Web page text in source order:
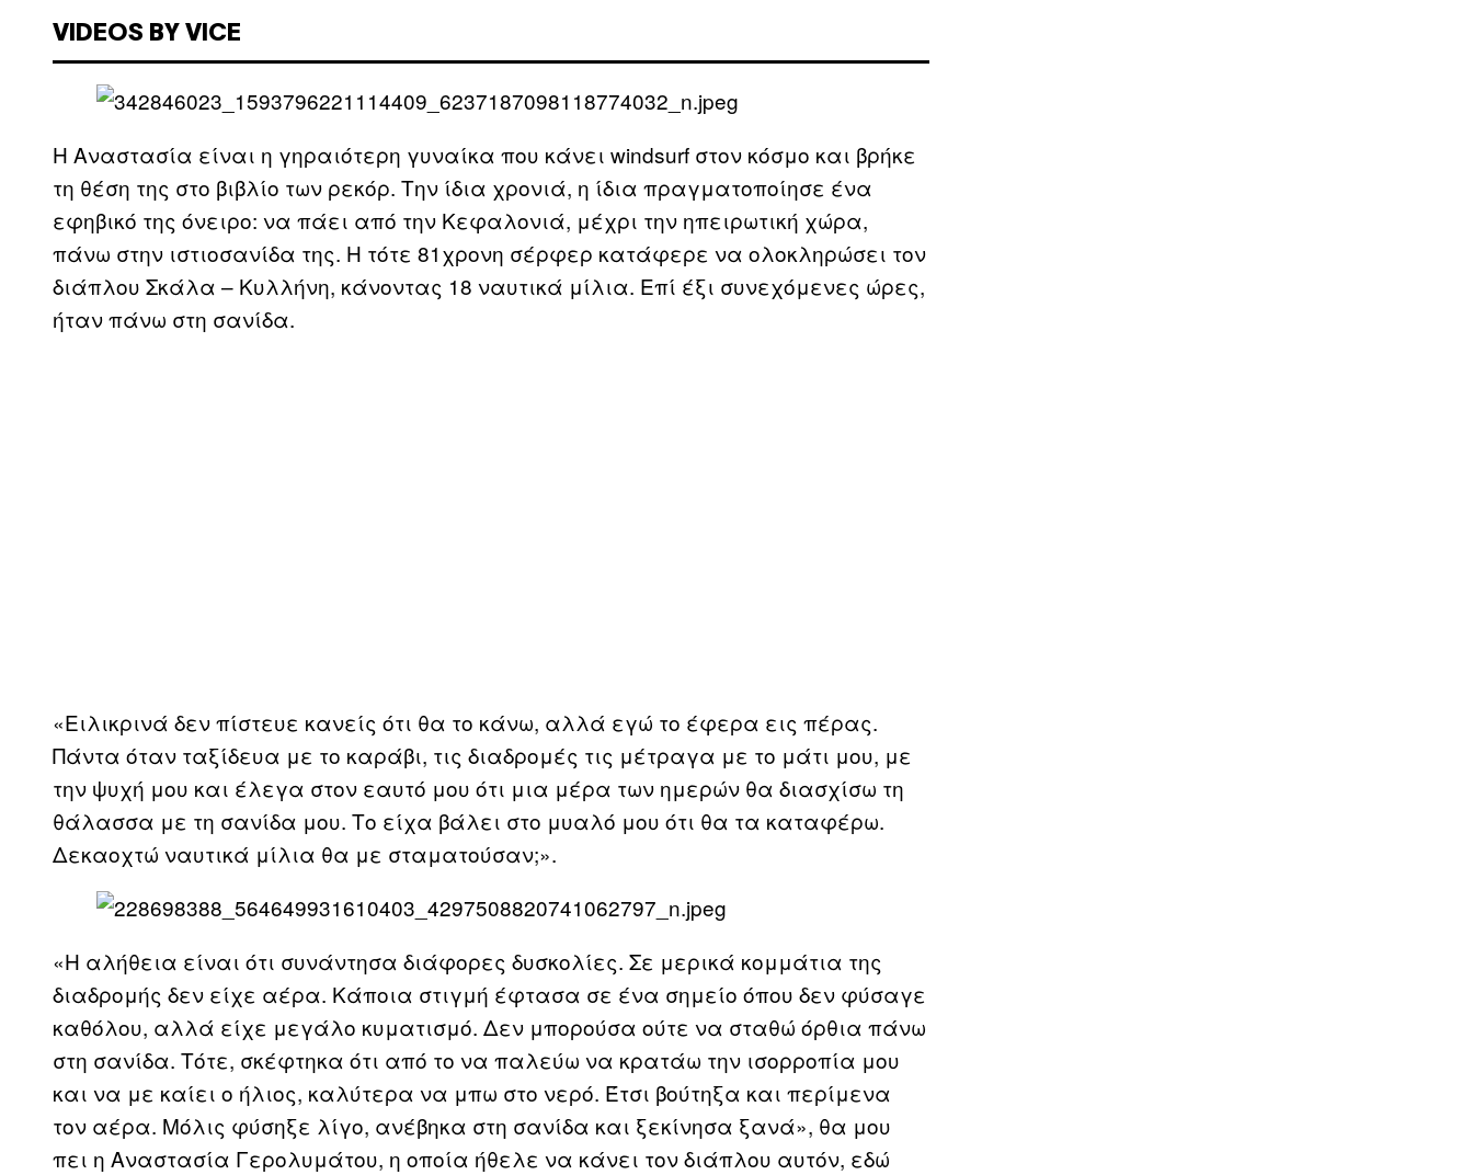
VIDEOS BY VICE
Η Αναστασία είναι η γηραιότερη γυναίκα που κάνει windsurf στον κόσμο και βρήκε
τη θέση της στο βιβλίο των ρεκόρ. Την ίδια χρονιά, η ίδια πραγματοποίησε ένα
εφηβικό της όνειρο: να πάει από την Κεφαλονιά, μέχρι την ηπειρωτική χώρα,
πάνω στην ιστιοσανίδα της. Η τότε 81χρονη σέρφερ κατάφερε να ολοκληρώσει τον
διάπλου Σκάλα – Κυλλήνη, κάνοντας 18 ναυτικά μίλια. Επί έξι συνεχόμενες ώρες,
ήταν πάνω στη σανίδα.
«Ειλικρινά δεν πίστευε κανείς ότι θα το κάνω, αλλά εγώ το έφερα εις πέρας.
Πάντα όταν ταξίδευα με το καράβι, τις διαδρομές τις μέτραγα με το μάτι μου, με
την ψυχή μου και έλεγα στον εαυτό μου ότι μια μέρα των ημερών θα διασχίσω τη
θάλασσα με τη σανίδα μου. Το είχα βάλει στο μυαλό μου ότι θα τα καταφέρω.
Δεκαοχτώ ναυτικά μίλια θα με σταματούσαν;».
«Η αλήθεια είναι ότι συνάντησα διάφορες δυσκολίες. Σε μερικά κομμάτια της
διαδρομής δεν είχε αέρα. Κάποια στιγμή έφτασα σε ένα σημείο όπου δεν φύσαγε
καθόλου, αλλά είχε μεγάλο κυματισμό. Δεν μπορούσα ούτε να σταθώ όρθια πάνω
στη σανίδα. Τότε, σκέφτηκα ότι από το να παλεύω να κρατάω την ισορροπία μου
και να με καίει ο ήλιος, καλύτερα να μπω στο νερό. Έτσι βούτηξα και περίμενα
τον αέρα. Μόλις φύσηξε λίγο, ανέβηκα στη σανίδα και ξεκίνησα ξανά», θα μου
πει η Αναστασία Γερολυμάτου, η οποία ήθελε να κάνει τον διάπλου αυτόν, εδώ